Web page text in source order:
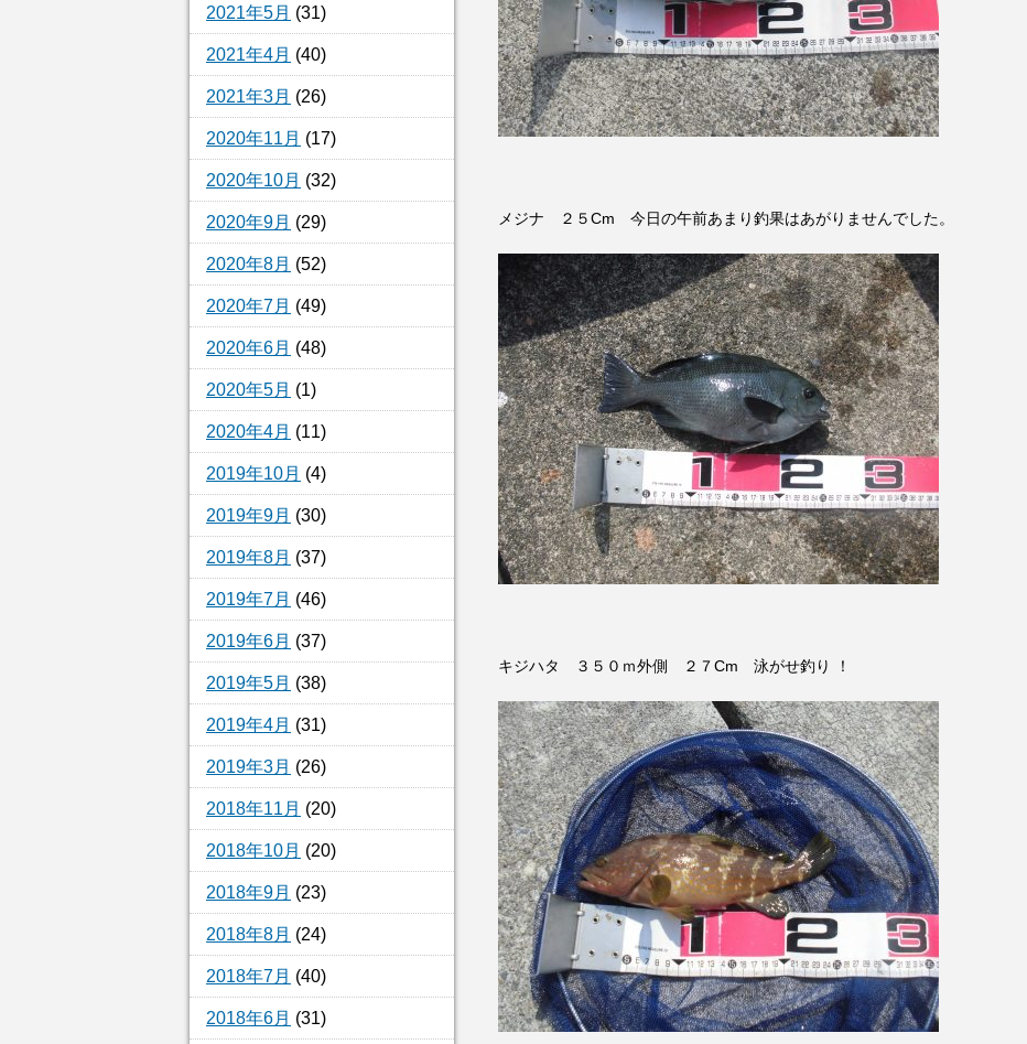
2021年5月 (31)
2021年4月 (40)
2021年3月 (26)
2020年11月 (17)
2020年10月 (32)
2020年9月 (29)
2020年8月 (52)
2020年7月 (49)
2020年6月 (48)
2020年5月 (1)
2020年4月 (11)
2019年10月 (4)
2019年9月 (30)
2019年8月 (37)
2019年7月 (46)
2019年6月 (37)
2019年5月 (38)
2019年4月 (31)
2019年3月 (26)
2018年11月 (20)
2018年10月 (20)
2018年9月 (23)
2018年8月 (24)
2018年7月 (40)
2018年6月 (31)
メジナ ２５Cm 今日の午前あまり釣果はあがりませんでした。
キジハタ ３５０ｍ外側 ２７Cm 泳がせ釣り ！